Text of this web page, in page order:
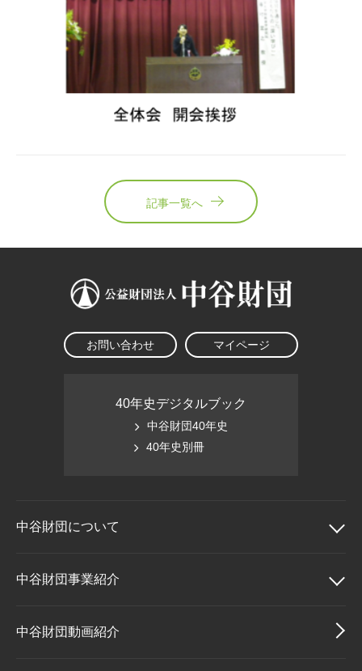
記事一覧へ
お問い合わせ マイページ
40年史デジタルブック
中谷財団40年史
40年史別冊
中谷財団について
中谷財団について
理事長挨拶
中谷財団事業紹介
中谷財団事業紹介
中谷財団動画紹介